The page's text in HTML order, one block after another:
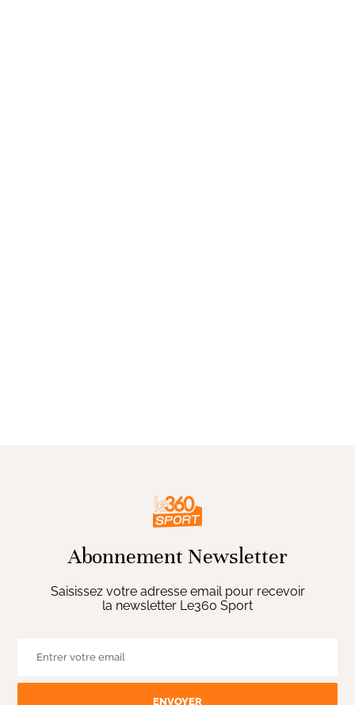
Abonnement Newsletter
Saisissez votre adresse email pour recevoir
la newsletter Le360 Sport
ENVOYER